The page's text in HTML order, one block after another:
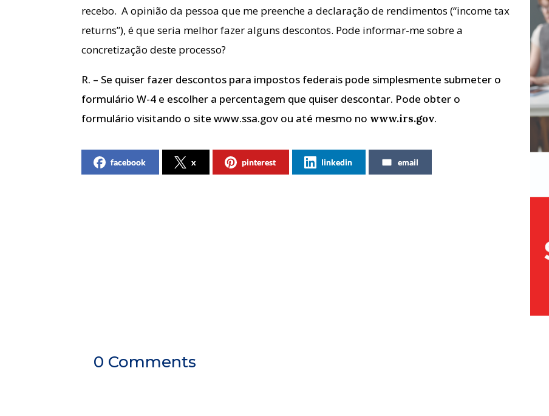
recebo. A opinião da pessoa que me preenche a declaração de rendimentos (“income tax
returns”), é que seria melhor fazer alguns descontos. Pode informar-me sobre a
concretização deste processo?
R. – Se quiser fazer descontos para impostos federais pode simplesmente submeter o
formulário W-4 e escolher a percentagem que quiser descontar. Pode obter o
formulário visitando o site www.ssa.gov ou até mesmo no www.irs.gov.
facebook x pinterest linkedin email
0 Comments